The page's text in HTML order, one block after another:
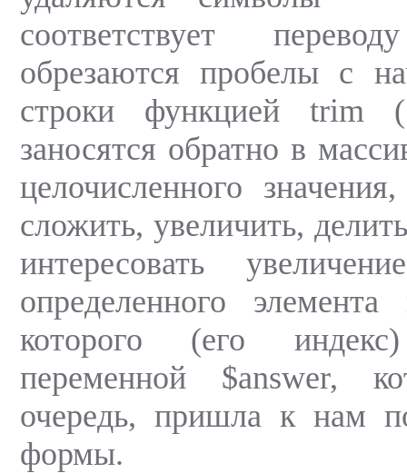
соответствует
обрезаются пробелы с
строки функцией trim
заносятся обратно в
целочисленного
сложить, увеличить,
интересовать
определенного
которого (его
переменной $answer,
очередь, пришла к нам
формы.